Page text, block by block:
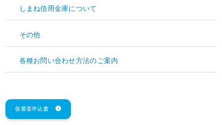
資金運用
資金調達
経営サポート
しまね信用金庫について
その他
各種お問い合わせ方法のご案内
お取引店で正式な手続きをお願いします。運転免許証、健康保険証などのご本人を
確認できる書類とご印鑑・通帳が必要です。（口座をお持ちでない場合は開設いた
だきます。）
郵便でのお申込は、仮審査申込書を印刷していただき、必要事項をご記入捺印し
仮審査申込書